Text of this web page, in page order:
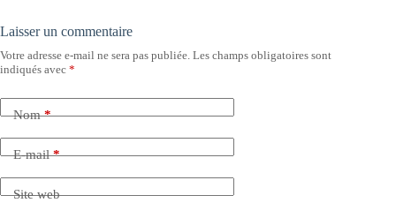
Laisser un commentaire
Votre adresse e-mail ne sera pas publiée. Les champs obligatoires sont
indiqués avec *
Nom*
E-mail*
Site web